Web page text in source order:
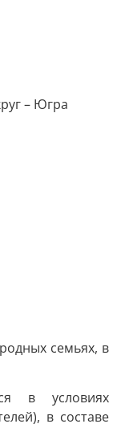
– Югра
семьях, в
в условиях
в составе